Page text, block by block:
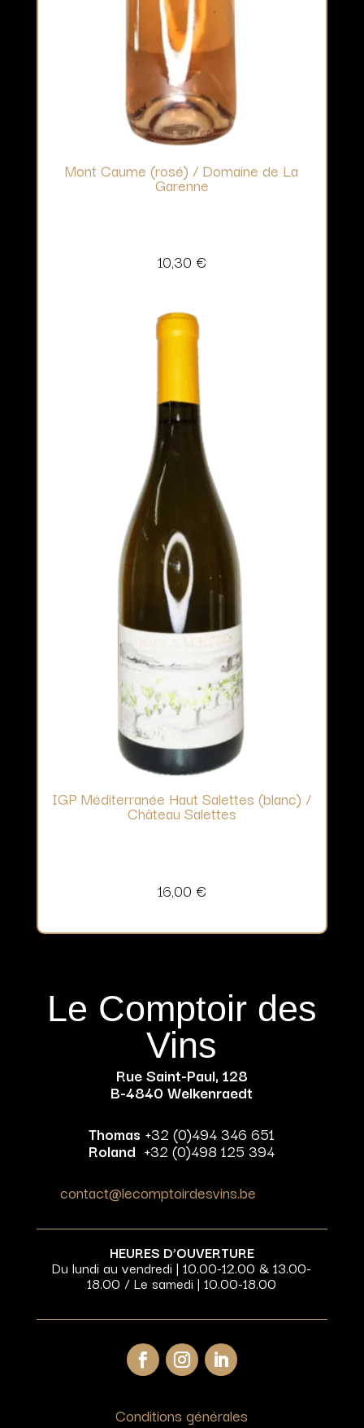
Mont Caume (rosé) / Domaine de La
Garenne
10,30 €
IGP Méditerranée Haut Salettes (blanc) /
Château Salettes
16,00 €
Le Comptoir des
Vins
Rue Saint-Paul, 128
B-4840 Welkenraedt
Thomas +32 (0)494 346 651
Roland +32 (0)498 125 394
contact@lecomptoirdesvins.be
HEURES D’OUVERTURE
Du lundi au vendredi | 10.00-12.00 & 13.00-
18.00 / Le samedi | 10.00-18.00
Conditions générales